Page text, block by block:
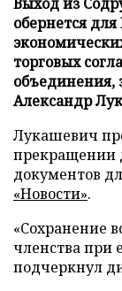
обернется
торговых
объединения,
Александр
Лукашевич
прекращении
документов
«Новости».
«Сохранение
членства при
подчеркнул